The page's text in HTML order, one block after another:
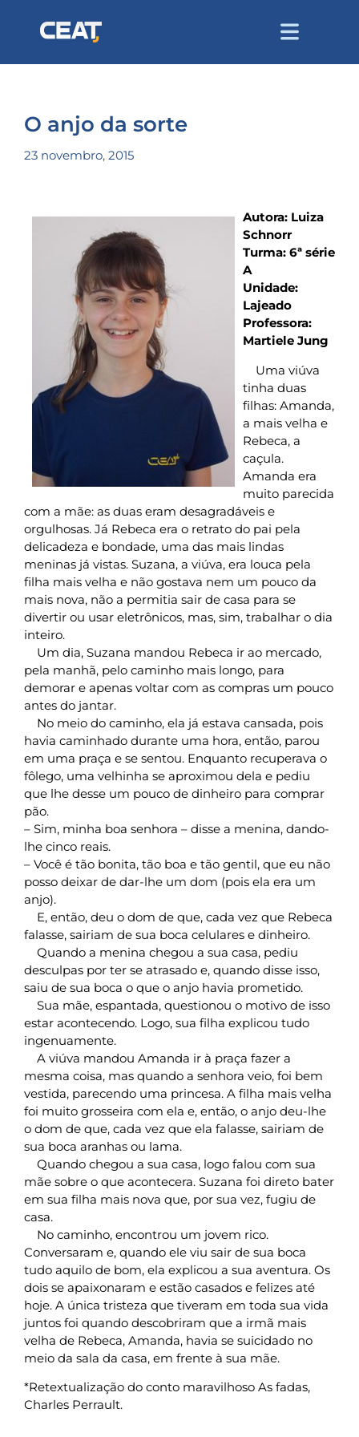
O anjo da sorte
23 novembro, 2015
Autora: Luiza
Schnorr
Turma: 6ª série
A
Unidade:
Lajeado
Professora:
Martiele Jung
Uma viúva
tinha duas
filhas: Amanda,
a mais velha e
Rebeca, a
caçula.
Amanda era
muito parecida
com a mãe: as duas eram desagradáveis e
orgulhosas. Já Rebeca era o retrato do pai pela
delicadeza e bondade, uma das mais lindas
meninas já vistas. Suzana, a viúva, era louca pela
filha mais velha e não gostava nem um pouco da
mais nova, não a permitia sair de casa para se
divertir ou usar eletrônicos, mas, sim, trabalhar o dia
inteiro.
Um dia, Suzana mandou Rebeca ir ao mercado,
pela manhã, pelo caminho mais longo, para
demorar e apenas voltar com as compras um pouco
antes do jantar.
No meio do caminho, ela já estava cansada, pois
havia caminhado durante uma hora, então, parou
em uma praça e se sentou. Enquanto recuperava o
fôlego, uma velhinha se aproximou dela e pediu
que lhe desse um pouco de dinheiro para comprar
pão.
– Sim, minha boa senhora – disse a menina, dando-
lhe cinco reais.
– Você é tão bonita, tão boa e tão gentil, que eu não
posso deixar de dar-lhe um dom (pois ela era um
anjo).
E, então, deu o dom de que, cada vez que Rebeca
falasse, sairiam de sua boca celulares e dinheiro.
Quando a menina chegou a sua casa, pediu
desculpas por ter se atrasado e, quando disse isso,
saiu de sua boca o que o anjo havia prometido.
Sua mãe, espantada, questionou o motivo de isso
estar acontecendo. Logo, sua filha explicou tudo
ingenuamente.
A viúva mandou Amanda ir à praça fazer a
mesma coisa, mas quando a senhora veio, foi bem
vestida, parecendo uma princesa. A filha mais velha
foi muito grosseira com ela e, então, o anjo deu-lhe
o dom de que, cada vez que ela falasse, sairiam de
sua boca aranhas ou lama.
Quando chegou a sua casa, logo falou com sua
mãe sobre o que acontecera. Suzana foi direto bater
em sua filha mais nova que, por sua vez, fugiu de
casa.
No caminho, encontrou um jovem rico.
Conversaram e, quando ele viu sair de sua boca
tudo aquilo de bom, ela explicou a sua aventura. Os
dois se apaixonaram e estão casados e felizes até
hoje. A única tristeza que tiveram em toda sua vida
juntos foi quando descobriram que a irmã mais
velha de Rebeca, Amanda, havia se suicidado no
meio da sala da casa, em frente à sua mãe.
*Retextualização do conto maravilhoso As fadas,
Charles Perrault.